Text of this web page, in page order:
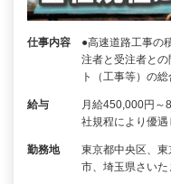
仕事内容
●高速道路工事の
注者と受注者と
ト（工事等）の
給与
月給450,000円～
社規程により優遇
勤務地
東京都中央区、
市、埼玉県さい